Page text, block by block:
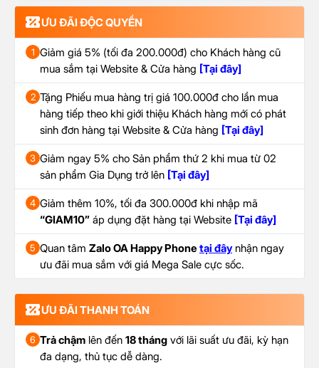
ƯU ĐÃI ĐỘC QUYỀN
1 Giảm giá 5% (tối đa 200.000đ) cho Khách hàng cũ
mua sắm tại Website & Cửa hàng [Tại đây]
2 Tặng Phiếu mua hàng trị giá 100.000đ cho lần mua
hàng tiếp theo khi giới thiệu Khách hàng mới có phát
sinh đơn hàng tại Website & Cửa hàng [Tại đây]
3 Giảm ngay 5% cho Sản phẩm thứ 2 khi mua từ 02
sản phẩm Gia Dụng trở lên [Tại đây]
4 Giảm thêm 10%, tối đa 300.000đ khi nhập mã
“GIAM10” áp dụng đặt hàng tại Website [Tại đây]
5 Quan tâm Zalo OA Happy Phone tại đâynhận ngay
ưu đãi mua sắm với giá Mega Sale cực sốc.
ƯU ĐÃI THANH TOÁN
6 Trả chậm lên đến 18 tháng với lãi suất ưu đãi, kỳ hạn
đa dạng, thủ tục dễ dàng.